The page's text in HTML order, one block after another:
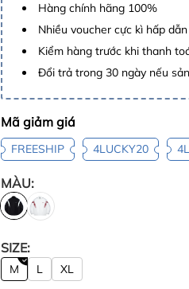
Hàng chính hãng 100%
Nhiều voucher cực kì hấp dẫn
Kiểm hàng trước khi thanh
Đổi trả trong 30 ngày nếu
Mã giảm giá
FREESHIP 4LUCKY20
MÀU:
SIZE:
M L XL